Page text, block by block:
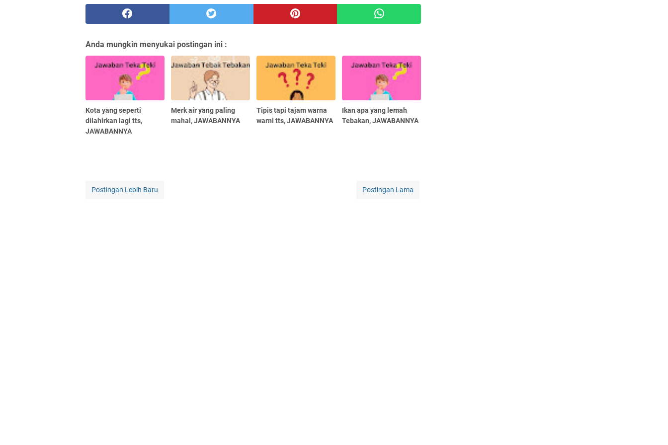
Anda mungkin menyukai postingan ini :
Kota yang seperti
dilahirkan lagi tts,
JAWABANNYA
Merk air yang paling
mahal, JAWABANNYA
Tipis tapi tajam warna
warni tts, JAWABANNYA
Ikan apa yang lemah
Tebakan, JAWABANNYA
Postingan Lebih Baru Postingan Lama